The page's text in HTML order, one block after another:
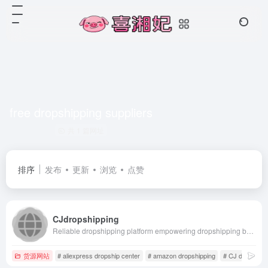
排序 发布 更新 浏览 点赞
CJdropshipping
货源网站 # aliexpress dropship center # amazon dropshipping # CJ